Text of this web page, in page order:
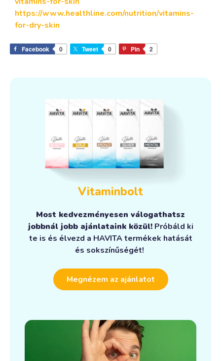
https://www.healthline.com/nutrition/vitamins-
for-dry-skin
Facebook 0 Tweet 0 Pin 2
Vitaminbolt
Most kedvezményesen válogathatsz
jobbnál jobb ajánlataink közül!Próbáld ki
te is és élvezd a HAVITA termékek hatását
és sokszínűségét!
Megnézem az ajánlatot